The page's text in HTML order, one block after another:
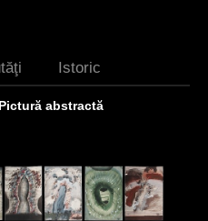
Istoric
Pictură abstractă